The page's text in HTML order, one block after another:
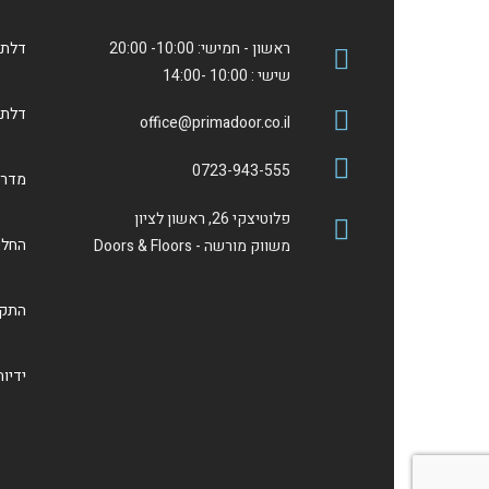
ראשון - חמישי: 10:00- 20:00
שישי : 10:00 -14:00
office@primadoor.co.il
0723-943-555
פלוטיצקי 26, ראשון לציון
משווק מורשה - Doors & Floors
דלתות